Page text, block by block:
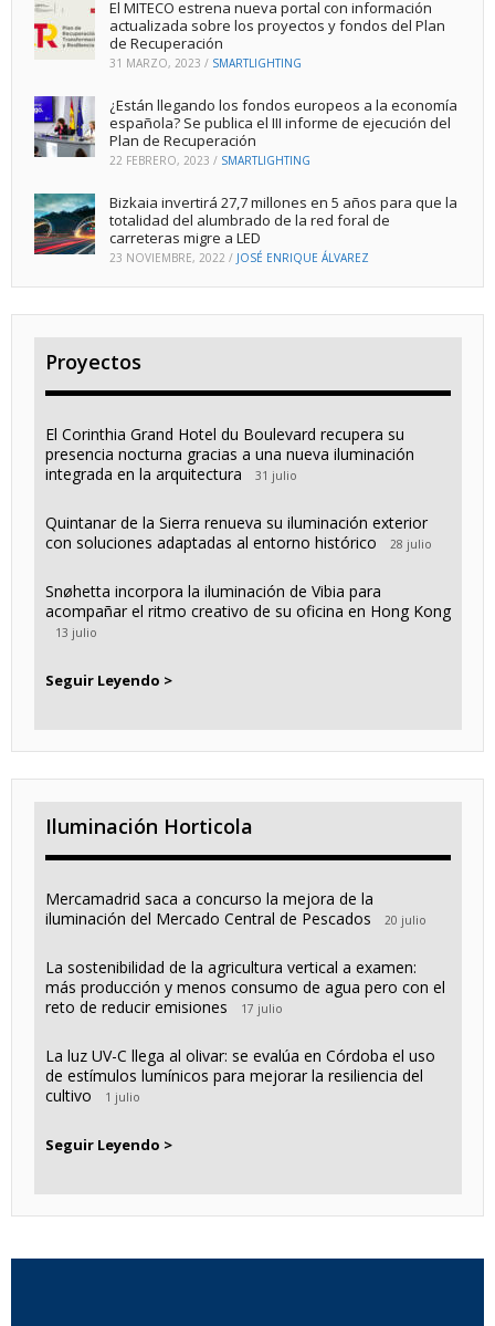
El MITECO estrena nueva portal con información
actualizada sobre los proyectos y fondos del Plan
de Recuperación
31 MARZO, 2023 / SMARTLIGHTING
¿Están llegando los fondos europeos a la economía
española? Se publica el III informe de ejecución del
Plan de Recuperación
22 FEBRERO, 2023 / SMARTLIGHTING
Bizkaia invertirá 27,7 millones en 5 años para que la
totalidad del alumbrado de la red foral de
carreteras migre a LED
23 NOVIEMBRE, 2022 / JOSÉ ENRIQUE ÁLVAREZ
Proyectos
El Corinthia Grand Hotel du Boulevard recupera su
presencia nocturna gracias a una nueva iluminación
integrada en la arquitectura
31 julio
Quintanar de la Sierra renueva su iluminación exterior
con soluciones adaptadas al entorno histórico
28 julio
Snøhetta incorpora la iluminación de Vibia para
acompañar el ritmo creativo de su oficina en Hong Kong
13 julio
Seguir Leyendo >
Iluminación Horticola
Mercamadrid saca a concurso la mejora de la
iluminación del Mercado Central de Pescados
20 julio
La sostenibilidad de la agricultura vertical a examen:
más producción y menos consumo de agua pero con el
reto de reducir emisiones
17 julio
La luz UV-C llega al olivar: se evalúa en Córdoba el uso
de estímulos lumínicos para mejorar la resiliencia del
cultivo
1 julio
Seguir Leyendo >